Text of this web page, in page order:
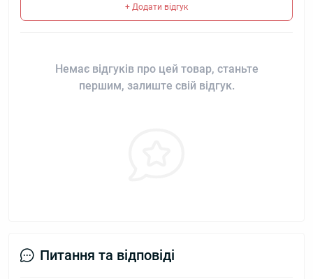
+ Додати відгук
Немає відгуків про цей товар, станьте
першим, залиште свій відгук.
Питання та відповіді